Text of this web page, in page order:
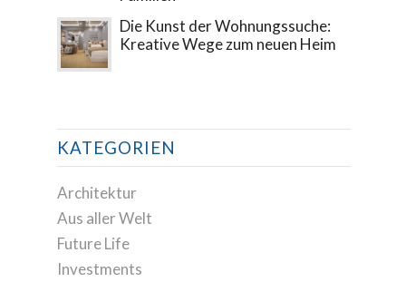
Die Kunst der Wohnungssuche:
Kreative Wege zum neuen Heim
KATEGORIEN
Architektur
Aus aller Welt
Future Life
Investments